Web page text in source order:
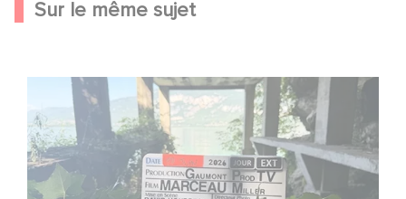
Sur le même sujet
Le tournage de la mini-série Le Roman de Marceau Miller
a débuté